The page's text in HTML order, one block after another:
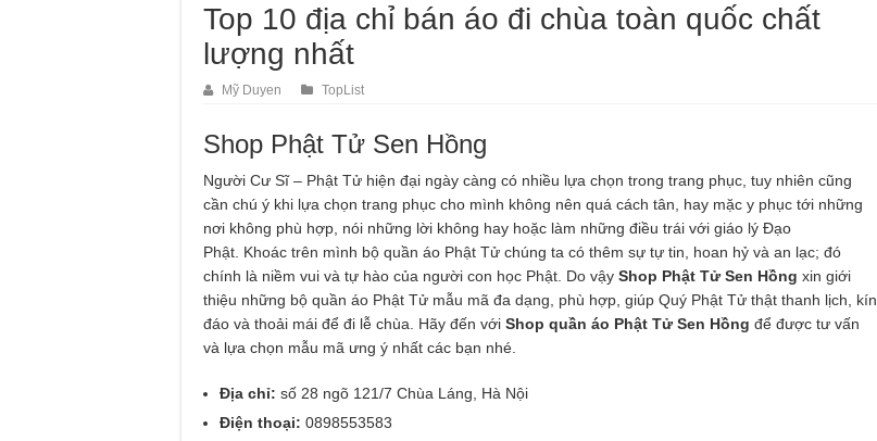
Top 10 địa chỉ bán áo đi chùa toàn quốc chất
lượng nhất
Mỹ Duyen TopList
Shop Phật Tử Sen Hồng
Người Cư Sĩ – Phật Tử hiện đại ngày càng có nhiều lựa chọn trong trang phục, tuy nhiên cũng
cần chú ý khi lựa chọn trang phục cho mình không nên quá cách tân, hay mặc y phục tới những
nơi không phù hợp, nói những lời không hay hoặc làm những điều trái với giáo lý Đạo
Phật. Khoác trên mình bộ quần áo Phật Tử chúng ta có thêm sự tự tin, hoan hỷ và an lạc; đó
chính là niềm vui và tự hào của người con học Phật. Do vậy Shop Phật Tử Sen Hồng xin giới
thiệu những bộ quần áo Phật Tử mẫu mã đa dạng, phù hợp, giúp Quý Phật Tử thật thanh lịch, kín
đáo và thoải mái để đi lễ chùa. Hãy đến với Shop quần áo Phật Tử Sen Hồng để được tư vấn
và lựa chọn mẫu mã ưng ý nhất các bạn nhé.
Địa chỉ: số 28 ngõ 121/7 Chùa Láng, Hà Nội
Điện thoại: 0898553583